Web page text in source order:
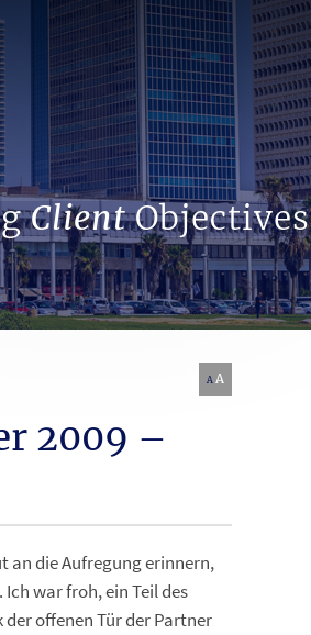
Search Website
ClientObjectives
A A
2009 –
an die Aufregung erinnern,
war froh, ein Teil des
offenen Tür der Partner